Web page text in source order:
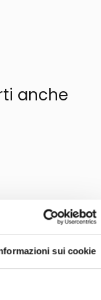
sui cookie
anche